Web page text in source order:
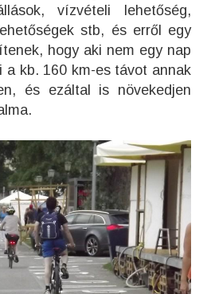
vízvételi lehetőség,
stb, és erről egy
hogy aki nem egy nap
a kb. 160 km-es távot annak
és ezáltal is növekedjen